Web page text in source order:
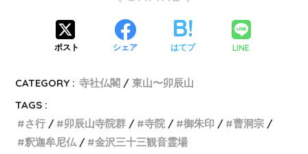
ポスト シェア はてブ LINE
CATEGORY : 寺社仏閣
東山〜卯辰山
TAGS :
さ行
卯辰山寺院群 寺院 御朱印
曹洞宗
釈迦牟尼仏
金沢三十三観音霊場